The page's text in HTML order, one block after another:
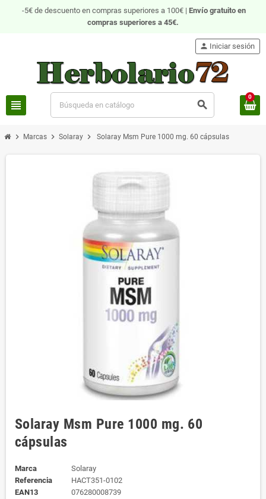
-5€ de descuento en compras superiores a 100€ | Envío gratuito en
compras superiores a 45€.
view_headline search
person Iniciar sesión
0
chevron_right Marcas chevron_right Solaray chevron_right Solaray Msm Pure 1000 mg. 60 cápsulas
Solaray Msm Pure 1000 mg. 60
cápsulas
Marca
Solaray
Referencia
HACT351-0102
EAN13
076280008739